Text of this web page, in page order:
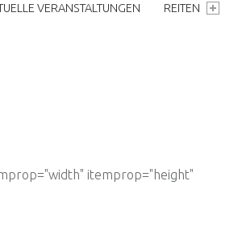
VERANSTALTUNGEN REITEN
itemprop="height"